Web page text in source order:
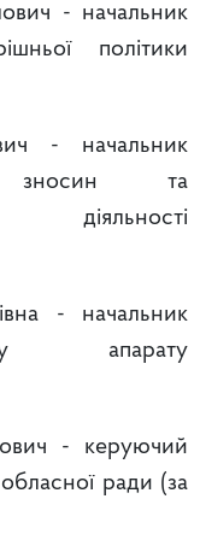
- начальник
політики
- начальник
зносин та
діяльності
- начальник
апарату
- керуючий
ради (за